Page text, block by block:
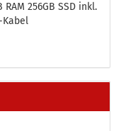
256GB SSD inkl.
​Kabel